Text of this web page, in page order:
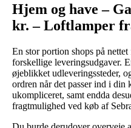
Hjem og have –
kr. – Loftlamper
En stor portion shops på
forskellige leveringsudgaver.
øjeblikket udleveringssteder,
ordren når det passer ind i din
ukompliceret, samt endda
fragtmulighed ved køb af